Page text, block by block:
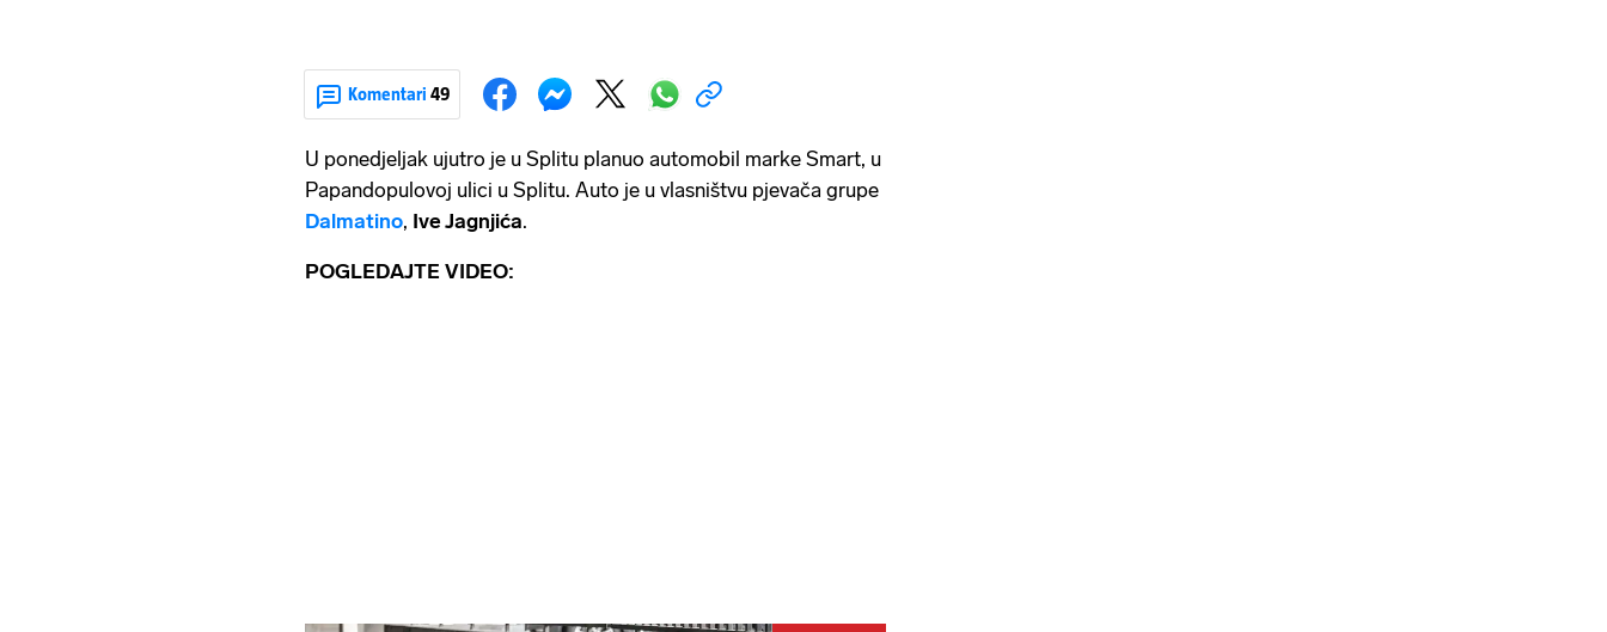
Komentari 49
U ponedjeljak ujutro je u Splitu planuo automobil marke Smart, u
Papandopulovoj ulici u Splitu. Auto je u vlasništvu pjevača grupe
Dalmatino, Ive Jagnjića.
POGLEDAJTE VIDEO: